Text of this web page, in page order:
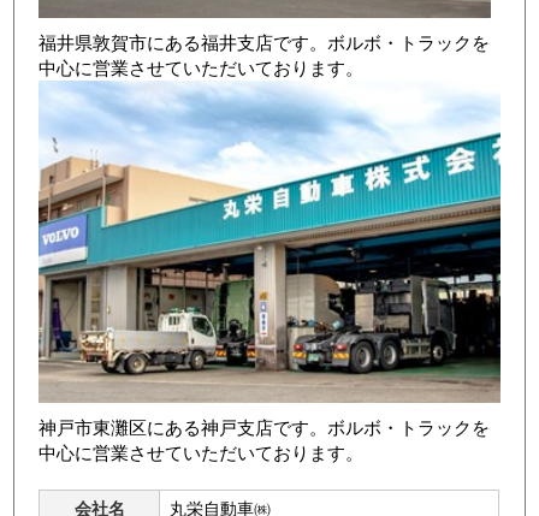
福井県敦賀市にある福井支店です。ボルボ・トラックを
中心に営業させていただいております。
店舗写真4
神戸市東灘区にある神戸支店です。ボルボ・トラックを
中心に営業させていただいております。
会社名
丸栄自動車㈱